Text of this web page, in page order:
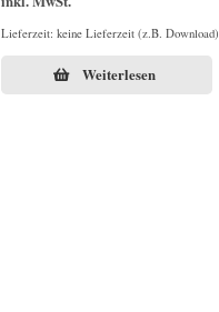
Lieferzeit: keine Lieferzeit (z.B. Download)
Weiterlesen